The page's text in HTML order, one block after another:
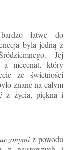
łatwe do
była jedną z
Jej
a mecenat, który
ze świetności
znane na całym
z życia, piękna i
z powodu